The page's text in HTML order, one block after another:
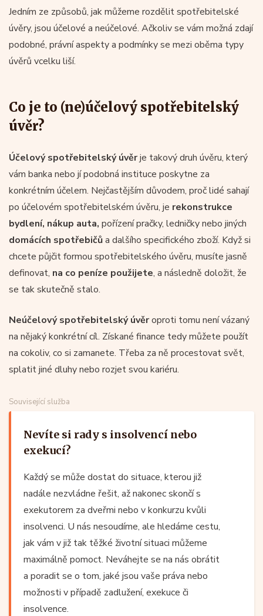
Jedním ze způsobů, jak můžeme rozdělit spotřebitelské
úvěry, jsou účelové a neúčelové. Ačkoliv se vám možná zdají
podobné, právní aspekty a podmínky se mezi oběma typy
úvěrů vcelku liší.
Co je to (ne)účelový spotřebitelský
úvěr?
Účelový spotřebitelský úvěrje takový druh úvěru, který
vám banka nebo jí podobná instituce poskytne za
konkrétním účelem. Nejčastějším důvodem, proč lidé sahají
po účelovém spotřebitelském úvěru, je rekonstrukce
bydlení, nákup auta, pořízení pračky, ledničky nebo jiných
domácích spotřebičůa dalšího specifického zboží. Když si
chcete půjčit formou spotřebitelského úvěru, musíte jasně
definovat, na co peníze použijete, a následně doložit, že
se tak skutečně stalo.
Neúčelový spotřebitelský úvěroproti tomu není vázaný
na nějaký konkrétní cíl. Získané finance tedy můžete použít
na cokoliv, co si zamanete. Třeba za ně procestovat svět,
splatit jiné dluhy nebo rozjet svou kariéru.
Související služba
Nevíte si rady s insolvencí nebo
exekucí?
Každý se může dostat do situace, kterou již
nadále nezvládne řešit, až nakonec skončí s
exekutorem za dveřmi nebo v konkurzu kvůli
insolvenci. U nás nesoudíme, ale hledáme cestu,
jak vám v již tak těžké životní situaci můžeme
maximálně pomoct. Neváhejte se na nás obrátit
a poradit se o tom, jaké jsou vaše práva nebo
možnosti v případě zadlužení, exekuce či
insolvence.